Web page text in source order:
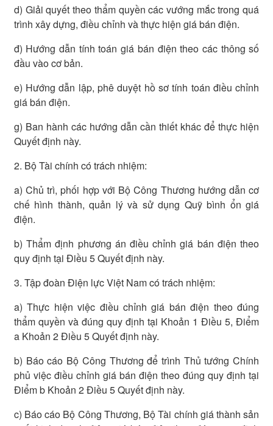
d) Giải quyết theo thẩm quyền các vướng mắc trong quá
trình xây dựng, điều chỉnh và thực hiện giá bán điện.
đ) Hướng dẫn tính toán giá bán điện theo các thông số
đầu vào cơ bản.
e) Hướng dẫn lập, phê duyệt hồ sơ tính toán điều chỉnh
giá bán điện.
g) Ban hành các hướng dẫn cần thiết khác để thực hiện
Quyết định này.
2. Bộ Tài chính có trách nhiệm:
a) Chủ trì, phối hợp với Bộ Công Thương hướng dẫn cơ
chế hình thành, quản lý và sử dụng Quỹ bình ổn giá
điện.
b) Thẩm định phương án điều chỉnh giá bán điện theo
quy định tại Điều 5 Quyết định này.
3. Tập đoàn Điện lực Việt Nam có trách nhiệm:
a) Thực hiện việc điều chỉnh giá bán điện theo đúng
thẩm quyền và đúng quy định tại Khoản 1 Điều 5, Điểm
a Khoản 2 Điều 5 Quyết định này.
b) Báo cáo Bộ Công Thương để trình Thủ tướng Chính
phủ việc điều chỉnh giá bán điện theo đúng quy định tại
Điểm b Khoản 2 Điều 5 Quyết định này.
c) Báo cáo Bộ Công Thương, Bộ Tài chính giá thành sản